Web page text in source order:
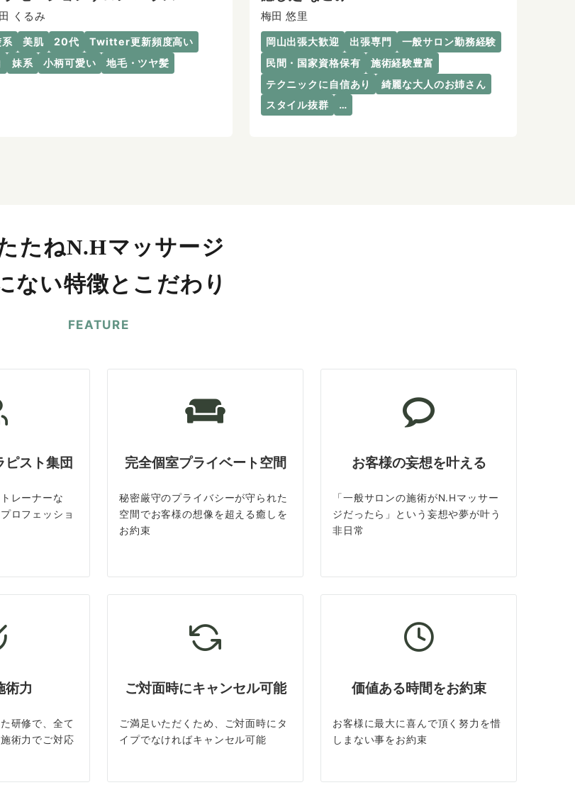
くるみ
美肌 20代
Twitter更新頻度高い
妹系 小柄可愛い 地毛・ツヤ髪
梅田 悠里
岡山出張大歓迎 出張専門
一般サロン勤務経験
民間・国家資格保有
施術経験豊富
テクニックに自信あり
綺麗な大人のお姉さん
スタイル抜群
…
たねN.Hマッサージ
ない特徴とこだわり
FEATURE
ピスト集団
レーナーな
ロフェッショ
完全個室プライベート空間
秘密厳守のプライバシーが守られた
空間でお客様の想像を超える癒しを
お約束
お客様の妄想を叶える
「一般サロンの施術がN.Hマッサー
ジだったら」という妄想や夢が叶う
非日常
術力
研修で、全て
術力でご対応
ご対面時にキャンセル可能
ご満足いただくため、ご対面時にタ
イプでなければキャンセル可能
価値ある時間をお約束
お客様に最大に喜んで頂く努力を惜
しまない事をお約束